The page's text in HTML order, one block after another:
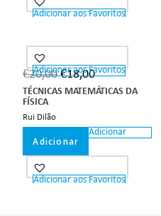
Adicionar aos Favoritos
Adicionar aos Favoritos
€20,00 €18,00
TÉCNICAS MATEMÁTICAS DA
FÍSICA
Rui Dilão
Adicionar
Adicionar
Adicionar aos Favoritos